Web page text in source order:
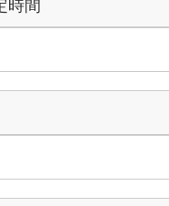
時間